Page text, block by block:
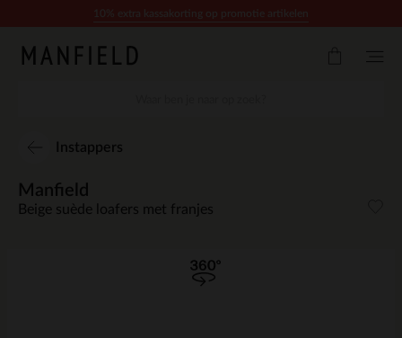
Instappers
Manfield
Beige suède loafers met franjes